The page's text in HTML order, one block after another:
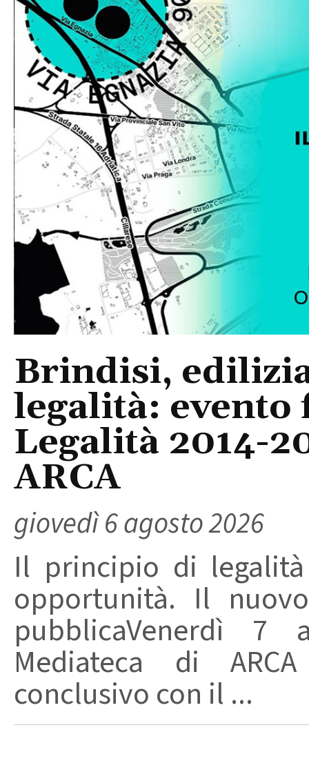
Brindisi,
legalità: evento
Legalità 2014-
ARCA
giovedì 6 agosto 2026
Il principio di
opportunità. Il
pubblicaVenerdì 7
Mediateca di
conclusivo con il ...